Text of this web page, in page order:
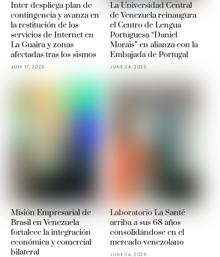
Inter despliega plan de
contingencia y avanza en
la restitución de los
servicios de Internet en
La Guaira y zonas
afectadas tras los sismos
JULY 17, 2026
La Universidad Central
de Venezuela reinaugura
el Centro de Lengua
Portuguesa “Daniel
Morais” en alianza con la
Embajada de Portugal
JUNE 24, 2026
Misión Empresarial de
Brasil en Venezuela
fortalece la integración
económica y comercial
bilateral
Laboratorio La Santé
arriba a sus 68 años
consolidándose en el
mercado venezolano
JUNE 24, 2026